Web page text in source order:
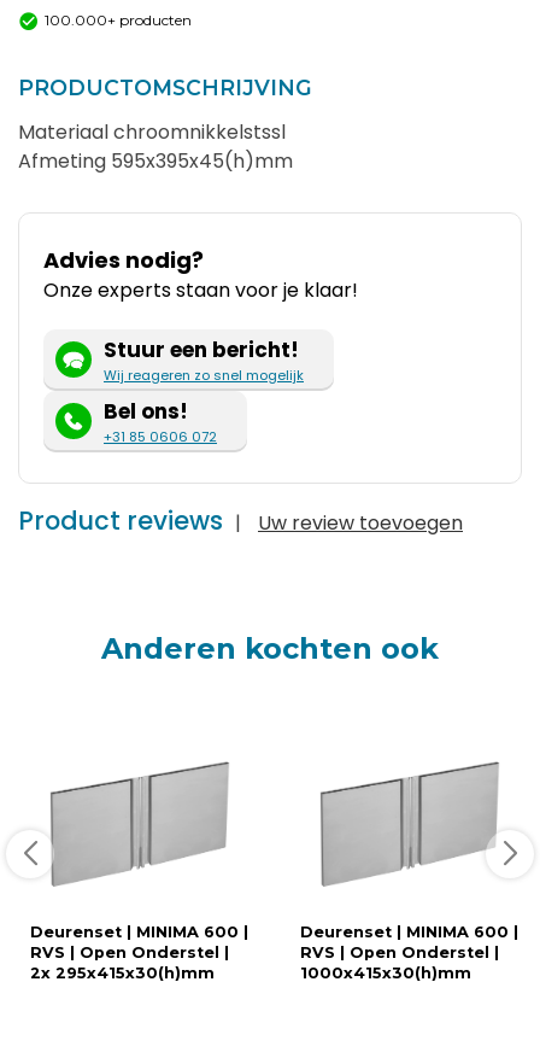
100.000+ producten
PRODUCTOMSCHRIJVING
Materiaal chroomnikkelstssl
Afmeting 595x395x45(h)mm
Advies nodig?
Onze experts staan voor je klaar!
Stuur een bericht!
Wij reageren zo snel mogelijk
Bel ons!
+31 85 0606 072
Product reviews | Uw review toevoegen
Anderen kochten ook
Deurenset | MINIMA 600 |
RVS | Open Onderstel |
2x 295x415x30(h)mm
Deurenset | MINIMA 600 |
RVS | Open Onderstel |
1000x415x30(h)mm